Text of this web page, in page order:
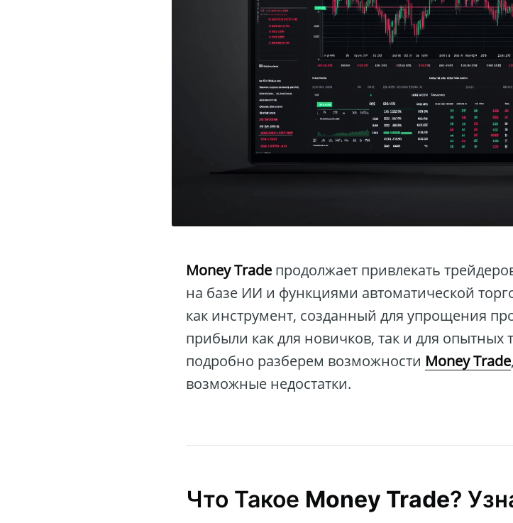
Money Trade продолжает привлекать
на базе ИИ и функциями автоматической
как инструмент, созданный для упрощения
прибыли как для новичков, так и для
подробно разберем возможности Money Trade
возможные недостатки.
Что Такое Money Trade?